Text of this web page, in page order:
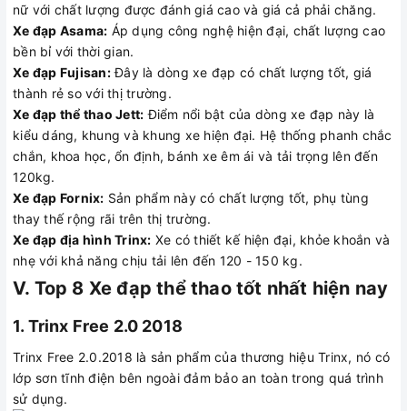
nữ với chất lượng được đánh giá cao và giá cả phải chăng.
Xe đạp Asama: Áp dụng công nghệ hiện đại, chất lượng cao
bền bỉ với thời gian.
Xe đạp Fujisan:Đây là dòng xe đạp có chất lượng tốt, giá
thành rẻ so với thị trường.
Xe đạp thể thao Jett: Điểm nổi bật của dòng xe đạp này là
kiểu dáng, khung và khung xe hiện đại. Hệ thống phanh chắc
chắn, khoa học, ổn định, bánh xe êm ái và tải trọng lên đến
120kg.
Xe đạp Fornix: Sản phẩm này có chất lượng tốt, phụ tùng
thay thế rộng rãi trên thị trường.
Xe đạp địa hình Trinx: Xe có thiết kế hiện đại, khỏe khoắn và
nhẹ với khả năng chịu tải lên đến 120 - 150 kg.
V. Top 8 Xe đạp thể thao tốt nhất hiện nay
1. Trinx Free 2.0 2018
Trinx Free 2.0.2018 là sản phẩm của thương hiệu Trinx, nó có
lớp sơn tĩnh điện bên ngoài đảm bảo an toàn trong quá trình
sử dụng.